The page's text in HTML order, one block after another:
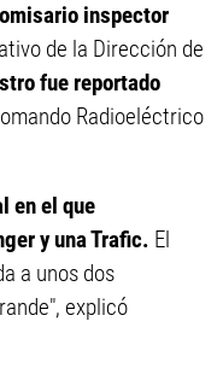
inspector
de la Dirección de
fue reportado
Radioeléctrico
en el que
y una Trafic. El
a unos dos
explicó